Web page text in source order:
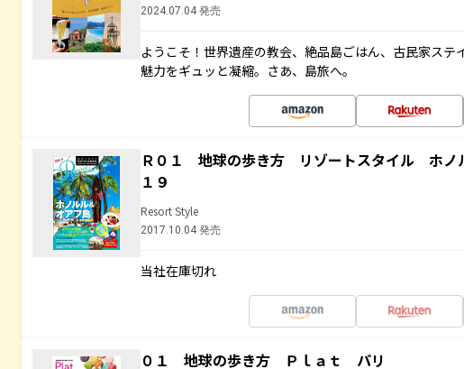
2024.07.04 発売
ようこそ！世界遺産の教会、絶品島ごはん、古民家ステ
魅力をギュッと凝縮。さあ、島旅へ。
Ｒ０１ 地球の歩き方 リゾートスタイル ホノ
１９
Resort Style
2017.10.04 発売
当社在庫切れ
０１ 地球の歩き方 Ｐｌａｔ パリ